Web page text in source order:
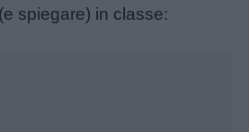
spiegare) in classe: